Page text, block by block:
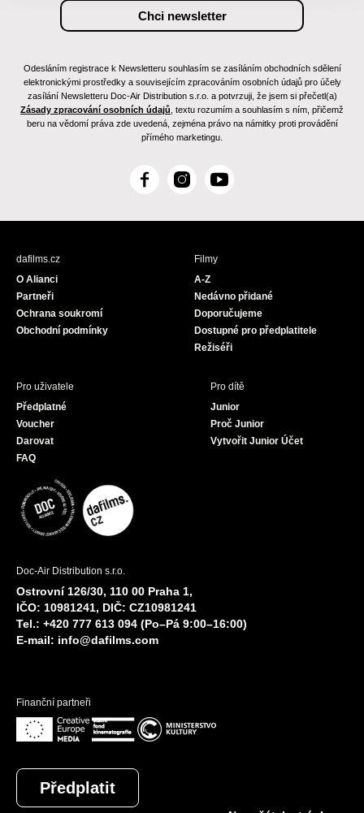
Odesláním registrace k Newsletteru souhlasím se zasíláním obchodních sdělení
elektronickými prostředky a souvisejícím zpracováním osobních údajů pro účely
zasílání Newsletteru Doc-Air Distribution s.r.o. a potvrzuji, že jsem si přečetl(a)
Zásady zpracování osobních údajů , textu rozumím a souhlasím s ním, přičemž
beru na vědomí práva zde uvedená, zejména právo na námitky proti provádění
přímého marketingu.
F
c
I
s
Y
u
dafilms.cz
O Alianci
Partneři
Ochrana soukromí
Obchodní podmínky
Filmy
A-Z
Nedávno přidané
Doporučujeme
Dostupné pro předplatitele
Režiséři
Pro uživatele
Předplatné
Voucher
Darovat
FAQ
Pro dítě
Junior
Proč Junior
Vytvořit Junior Účet
Doc-Air Distribution s.r.o.
Ostrovní 126/30, 110 00 Praha 1,
IČO: 10981241, DIČ: CZ10981241
Tel.: +420 777 613 094 (Po–Pá 9:00–16:00)
E-mail: info@dafilms.com
Finanční partneři
Předplatit